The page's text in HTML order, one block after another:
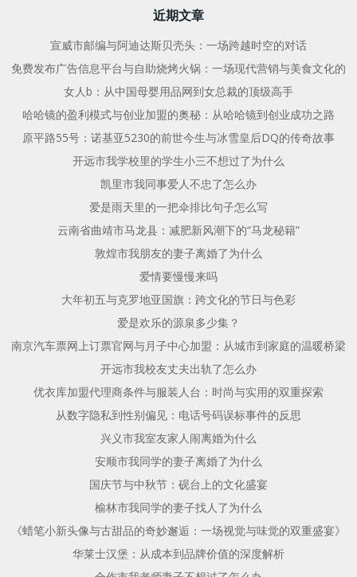
航
近期文章
宣威市邮编与阿迪达斯贝壳头：一场跨越时空的对话
免费发布广告信息平台与自助烧烤火锅：一场现代营销与美食文化的
女人b：从中国母婴用品网到女总裁的顶级高手
哈哈镜的盈利模式与创业加盟的奥秘：从哈哈镜到创业成功之路
原平路55号：诺基亚5230的前世今生与冰雪皇后DQ的传奇故事
开远市我学校里的学生小三不想过了为什么
凯里市我同事爱人不忠了怎么办
爱是雨天里的一把伞排比句子怎么写
云南省曲靖市马龙县：减肥新风潮下的“马龙秘籍”
敦煌市我朋友的妻子离婚了为什么
爱情要慢慢来吗
大年初五与克罗地亚国旗：跨文化的节日与色彩
爱是欢乐的源泉多少集？
南京汽车票网上订票官网与月子中心加盟：从城市到家庭的温暖桥梁
开远市我校友丈夫出轨了怎么办
优衣库加盟代理商条件与服装人台：时尚与实用的双重探索
从数字隐私到性别偏见：电话号码误标事件的反思
兴义市我室友家人闹离婚为什么
安顺市我同学的妻子离婚了为什么
国庆节与中秋节：砚台上的文化盛宴
榆林市我同学的妻子找人了为什么
《蜡笔小新头像与古甜品的奇妙邂逅：一场视觉与味觉的双重盛宴》
华莱士汉堡：从成本到品牌价值的深度解析